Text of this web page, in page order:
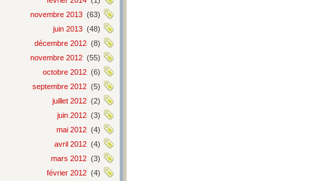
novembre 2013 (63)
juin 2013 (48)
décembre 2012 (8)
novembre 2012 (55)
octobre 2012 (6)
septembre 2012 (5)
juillet 2012 (2)
juin 2012 (3)
mai 2012 (4)
avril 2012 (4)
mars 2012 (3)
février 2012 (4)